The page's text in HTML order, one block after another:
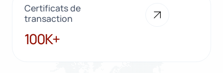
Certificats de
transaction
100K+
100K+